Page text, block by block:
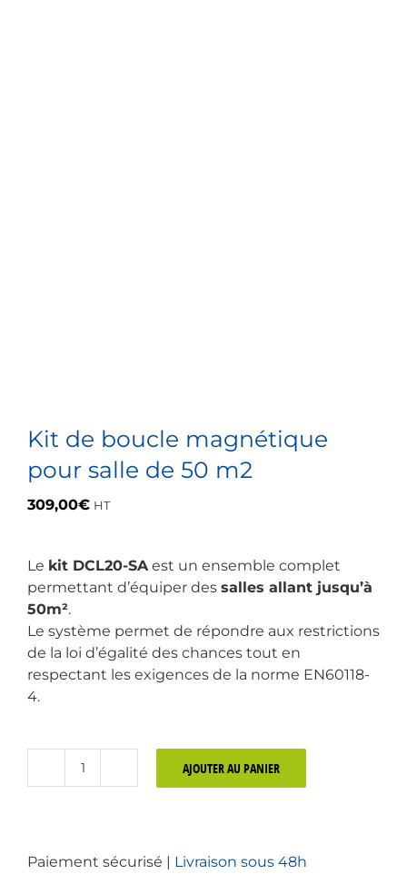
Kit de boucle magnétique
pour salle de 50 m2
309,00€ HT
Le kit DCL20-SAest un ensemble complet
permettant d’équiper des salles allant jusqu’à
50m².
Le système permet de répondre aux restrictions
de la loi d’égalité des chances tout en
respectant les exigences de la norme EN60118-
4.
quantité
boucle
AJOUTER AU PANIER
Paiement sécurisé | Livraison sous 48h